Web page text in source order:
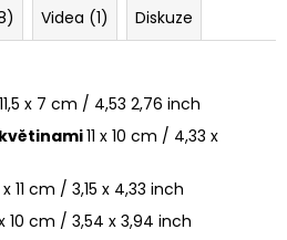
Videa (1) Diskuze
11,5 x 7 cm / 4,53 2,76 inch
květinami11 x 10 cm / 4,33 x
11 cm / 3,15 x 4,33 inch
10 cm / 3,54 x 3,94 inch